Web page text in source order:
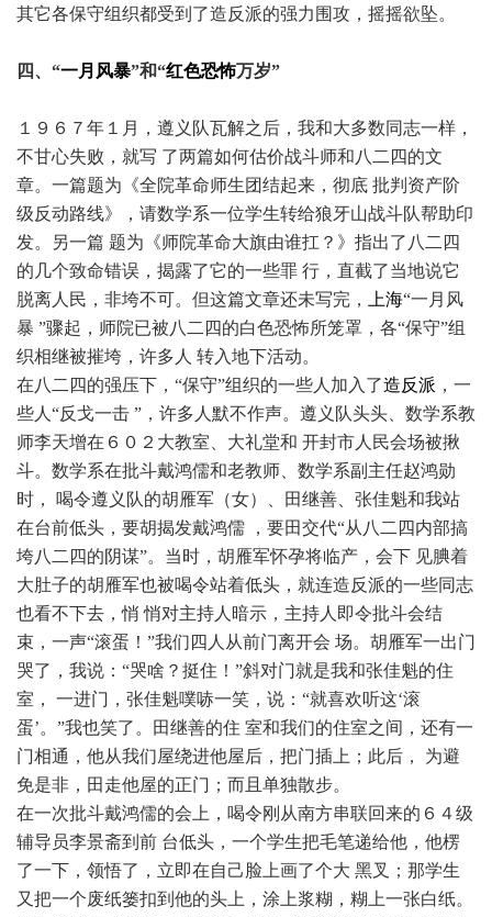
其它各保守组织都受到了造反派的强力围攻，摇摇欲坠。
四、“一月风暴”和“红色恐怖万岁”
１９６７年１月，遵义队瓦解之后，我和大多数同志一样，
不甘心失败，就写 了两篇如何估价战斗师和八二四的文
章。一篇题为《全院革命师生团结起来，彻底 批判资产阶
级反动路线》，请数学系一位学生转给狼牙山战斗队帮助印
发。另一篇 题为《师院革命大旗由谁扛？》指出了八二四
的几个致命错误，揭露了它的一些罪 行，直截了当地说它
脱离人民，非垮不可。但这篇文章还未写完，
上海“一月风
暴 ”骤起，师院已被八二四的白色恐怖所笼罩，各“保守”组
织相继被摧垮，许多人 转入地下活动。
在八二四的强压下，“保守”组织的一些人加入了造反派 ，一
些人“反戈一击 ”，许多人默不作声。遵义队头头、数学系教
师李天增在６０２大教室、大礼堂和 开封市人民会场被揪
斗。数学系在批斗戴鸿儒和老教师、数学系副主任赵鸿勋
时， 喝令遵义队的胡雁军（女）、田继善、张佳魁和我站
在台前低头，要胡揭发戴鸿儒 ，要田交代“从八二四内部搞
垮八二四的阴谋”。当时，胡雁军怀孕将临产，会下 见腆着
大肚子的胡雁军也被喝令站着低头，就连造反派的一些同志
也看不下去，悄 悄对主持人暗示，主持人即令批斗会结
束，一声“滚蛋！”我们四人从前门离开会 场。胡雁军一出门
哭了，我说：“哭啥？挺住！”斜对门就是我和张佳魁的住
室， 一进门，张佳魁噗哧一笑，说：“就喜欢听这‘滚
蛋’。”我也笑了。田继善的住 室和我们的住室之间，还有一
门相通，他从我们屋绕进他屋后，把门插上；此后， 为避
免是非，田走他屋的正门；而且单独散步。
在一次批斗戴鸿儒的会上，喝令刚从南方串联回来的６４级
辅导员李景斋到前 台低头，一个学生把毛笔递给他，他楞
了一下，领悟了，立即在自己脸上画了个大 黑叉；那学生
又把一个废纸篓扣到他的头上，涂上浆糊，糊上一张白纸。